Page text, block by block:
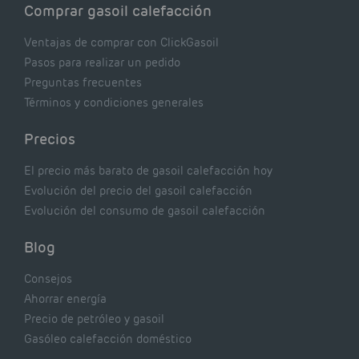
Comprar gasoil calefacción
Ventajas de comprar con ClickGasoil
Pasos para realizar un pedido
Preguntas frecuentes
Términos y condiciones generales
Precios
El precio más barato de gasoil calefacción hoy
Evolución del precio del gasoil calefacción
Evolución del consumo de gasoil calefacción
Blog
Consejos
Ahorrar energía
Precio de petróleo y gasoil
Gasóleo calefacción doméstico